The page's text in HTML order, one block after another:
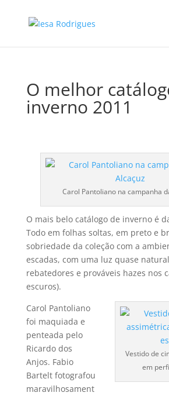
O melhor
inverno 2011
Carol Pantoliano na campanha
O mais belo catálogo de inverno é
Todo em folhas soltas, em preto e
sobriedade da coleção com a
escadas, com uma luz quase
rebatedores e prováveis hazes nos
escuros).
Vestido de
em
Carol Pantoliano
foi maquiada e
penteada pelo
Ricardo dos
Anjos. Fabio
Bartelt fotografou
maravilhosament